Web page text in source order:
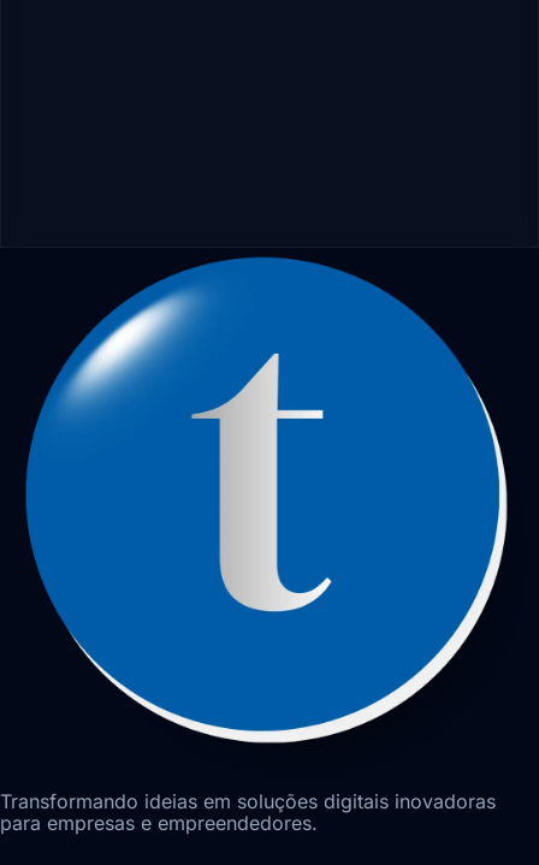
Transformando ideias em soluções digitais inovadoras
para empresas e empreendedores.